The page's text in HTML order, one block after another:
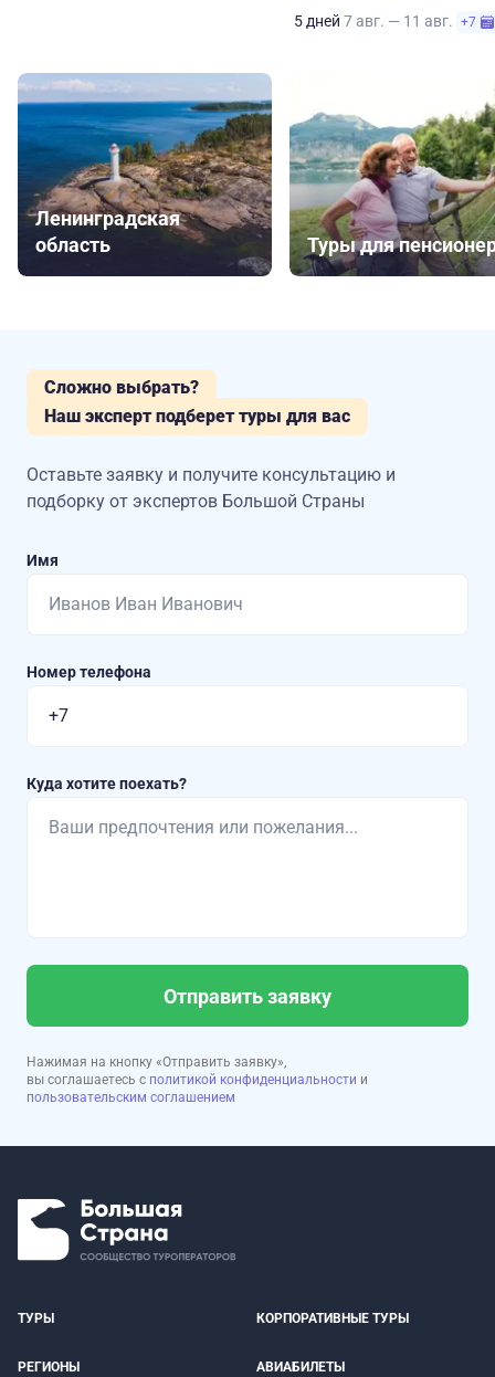
5 дней 7 авг. — 11 авг. +7
Ленинградская
область
Туры для
Сложно выбрать?
Наш эксперт подберет туры для вас
Оставьте заявку и получите консультацию и
подборку от экспертов Большой Страны
Имя
Номер телефона
Куда хотите поехать?
Отправить заявку
Нажимая на кнопку «Отправить заявку»,
вы соглашаетесь с политикой конфиденциальности и
пользовательским соглашением
ТУРЫ КОРПОРАТИВНЫЕ ТУРЫ
РЕГИОНЫ АВИАБИЛЕТЫ